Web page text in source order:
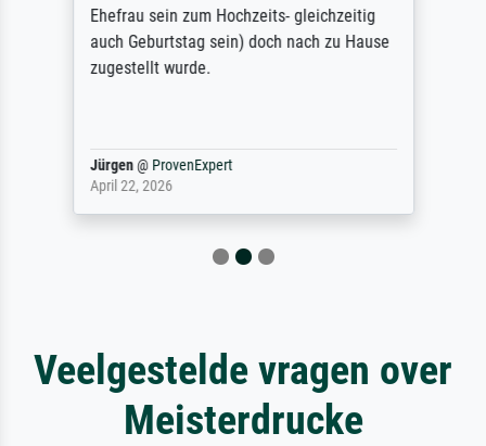
Ehefrau sein zum Hochzeits- gleichzeitig
auch Geburtstag sein) doch nach zu Hause
zugestellt wurde.
Jürgen@ ProvenExpert
April 22, 2026
Veelgestelde vragen over
Meisterdrucke